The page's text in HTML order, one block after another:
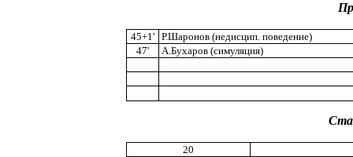
45+1' Р.Шаронов (недисцип. поведение)
47'
А.Бухаров (симуляция)
20